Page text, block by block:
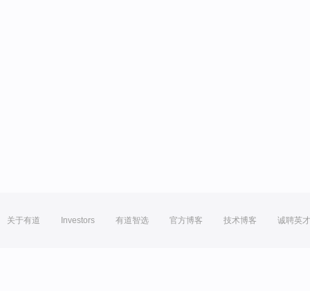
关于有道 Investors 有道智选 官方博客 技术博客 诚聘英才